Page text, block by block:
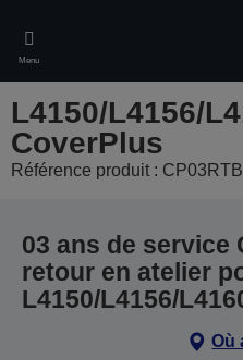
main
content
Menu
L4150/L4156/
CoverPlus
Référence produit :
03 ans de service
retour en atelier
L4150/L4156/
Où